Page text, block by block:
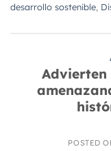
desarrollo sostenible
POSTED